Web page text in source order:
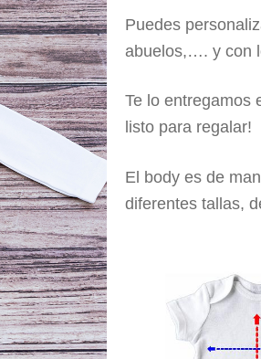
Puedes
abuelos,…. y con
Te lo entregamos
listo para regalar!
El body es de
diferentes tallas,